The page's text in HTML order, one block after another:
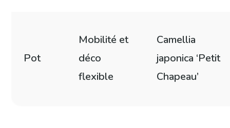
Pot
Mobilité et
déco
flexible
Camellia
japonica ‘Petit
Chapeau’